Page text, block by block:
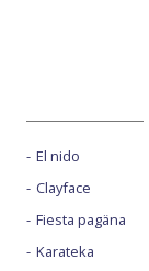
El nido
Clayface
Fiesta pagäna
Karateka